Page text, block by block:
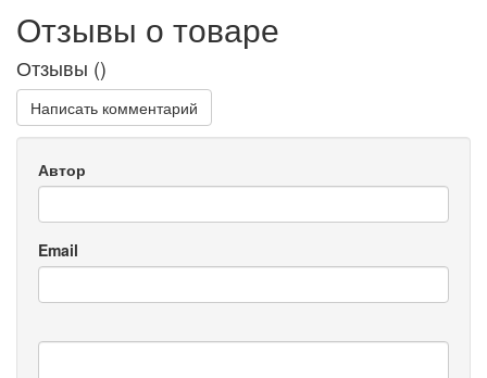
Отзывы о товаре
Отзывы ()
Написать комментарий
Автор
Email